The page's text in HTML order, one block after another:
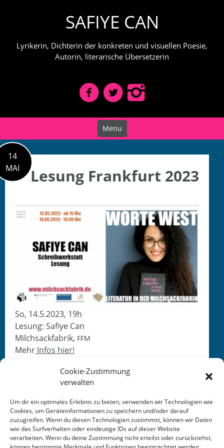
Cookie-Zustimmung
verwalten
Um dir ein optimales Erlebnis zu bieten, verwenden wir Technologien wie
Cookies, um Geräteinformationen zu speichern und/oder darauf
zuzugreifen. Wenn du diesen Technologien zustimmst, können wir Daten
wie das Surfverhalten oder eindeutige IDs auf dieser Website
verarbeiten. Wenn du deine Zustimmung nicht erteilst oder zurückziehst,
SAFIYE CAN
Lyrikerin, Dichterin der konkreten und visuellen Poesie,
Autorin, literarische Übersetzerin
Menu
14
MAI
Lesung Frankfurt 2023
So, 14.5.2023, 19h
Lesung: Safiye Can
Milch­sack­fab­rik, FFM
Mehr Infos hier!
This entry was posted inKALENDER. Bookmark the
permalink.